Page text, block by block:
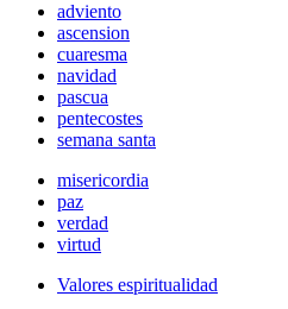
adviento
ascension
cuaresma
navidad
pascua
pentecostes
semana santa
misericordia
paz
verdad
virtud
Valores espiritualidad